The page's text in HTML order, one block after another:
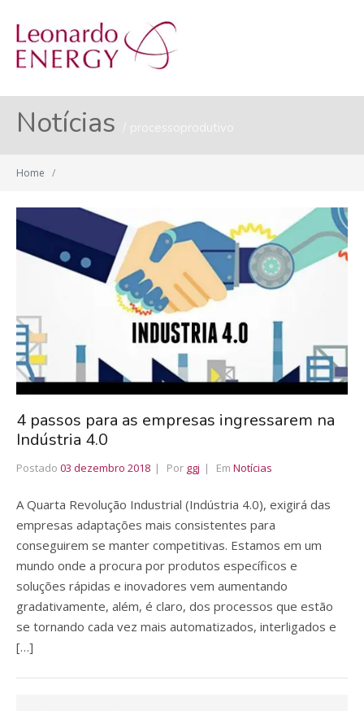
Notícias processoprodutivo
Home /
4 passos para as empresas ingressarem na
Indústria 4.0
Postado 03 dezembro 2018 Por ggj Em Notícias
A Quarta Revolução Industrial (Indústria 4.0), exigirá das
empresas adaptações mais consistentes para
conseguirem se manter competitivas. Estamos em um
mundo onde a procura por produtos específicos e
soluções rápidas e inovadores vem aumentando
gradativamente, além, é claro, dos processos que estão
se tornando cada vez mais automatizados, interligados e
[…]